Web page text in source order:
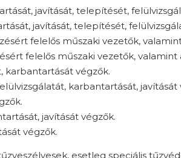
javítását, telepítését,
javítását, telepítését,
felelős műszaki vezetők,
felelős műszaki vezetők,
karbantartását végzők.
karbantartását, javítását
javítását végzők.
végzők.
esetleg speciális